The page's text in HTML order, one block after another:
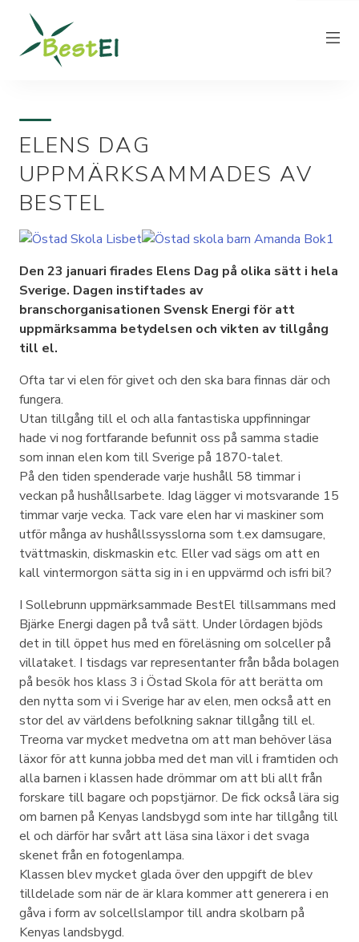
NYHETER
OM OSS
VÅRA ELPRISER
KUNDTJÄNST
FAKTURAINFORMATION
KONTAKT
ELENS DAG
UPPMÄRKSAMMADES AV
BESTEL
Den 23 januari firades Elens Dag på olika sätt i hela
Sverige. Dagen instiftades av
branschorganisationen Svensk Energi för att
uppmärksamma betydelsen och vikten av tillgång
till el.
Ofta tar vi elen för givet och den ska bara finnas där och
fungera.
Utan tillgång till el och alla fantastiska uppfinningar
hade vi nog fortfarande befunnit oss på samma stadie
som innan elen kom till Sverige på 1870-talet.
På den tiden spenderade varje hushåll 58 timmar i
veckan på hushållsarbete. Idag lägger vi motsvarande 15
timmar varje vecka. Tack vare elen har vi maskiner som
utför många av hushållssysslorna som t.ex damsugare,
tvättmaskin, diskmaskin etc. Eller vad sägs om att en
kall vintermorgon sätta sig in i en uppvärmd och isfri bil?
I Sollebrunn uppmärksammade BestEl tillsammans med
Bjärke Energi dagen på två sätt. Under lördagen bjöds
det in till öppet hus med en föreläsning om solceller på
villataket. I tisdags var representanter från båda bolagen
på besök hos klass 3 i Östad Skola för att berätta om
den nytta som vi i Sverige har av elen, men också att en
stor del av världens befolkning saknar tillgång till el.
Treorna var mycket medvetna om att man behöver läsa
läxor för att kunna jobba med det man vill i framtiden och
alla barnen i klassen hade drömmar om att bli allt från
forskare till bagare och popstjärnor. De fick också lära sig
om barnen på Kenyas landsbygd som inte har tillgång till
el och därför har svårt att läsa sina läxor i det svaga
skenet från en fotogenlampa.
Klassen blev mycket glada över den uppgift de blev
tilldelade som när de är klara kommer att generera i en
gåva i form av solcellslampor till andra skolbarn på
Kenyas landsbygd.